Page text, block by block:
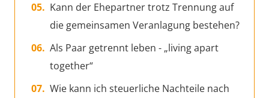
Kann der Ehepartner trotz Trennung auf
die gemeinsamen Veranlagung bestehen?
Als Paar getrennt leben - „living apart
together“
Wie kann ich steuerliche Nachteile nach